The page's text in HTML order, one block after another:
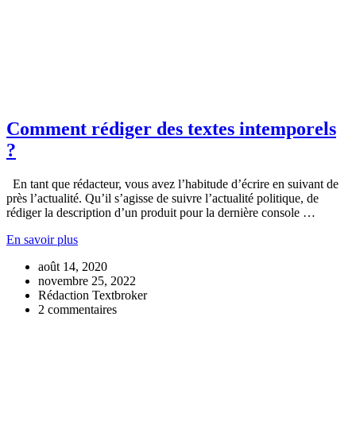
Comment rédiger des textes intemporels
?
En tant que rédacteur, vous avez l’habitude d’écrire en suivant de
près l’actualité. Qu’il s’agisse de suivre l’actualité politique, de
rédiger la description d’un produit pour la dernière console …
En savoir plus
août 14, 2020
novembre 25, 2022
Rédaction Textbroker
2 commentaires